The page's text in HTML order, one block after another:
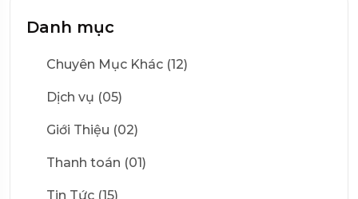
Danh mục
Chuyên Mục Khác (12)
Dịch vụ (05)
Giới Thiệu (02)
Thanh toán (01)
Tin Tức (15)